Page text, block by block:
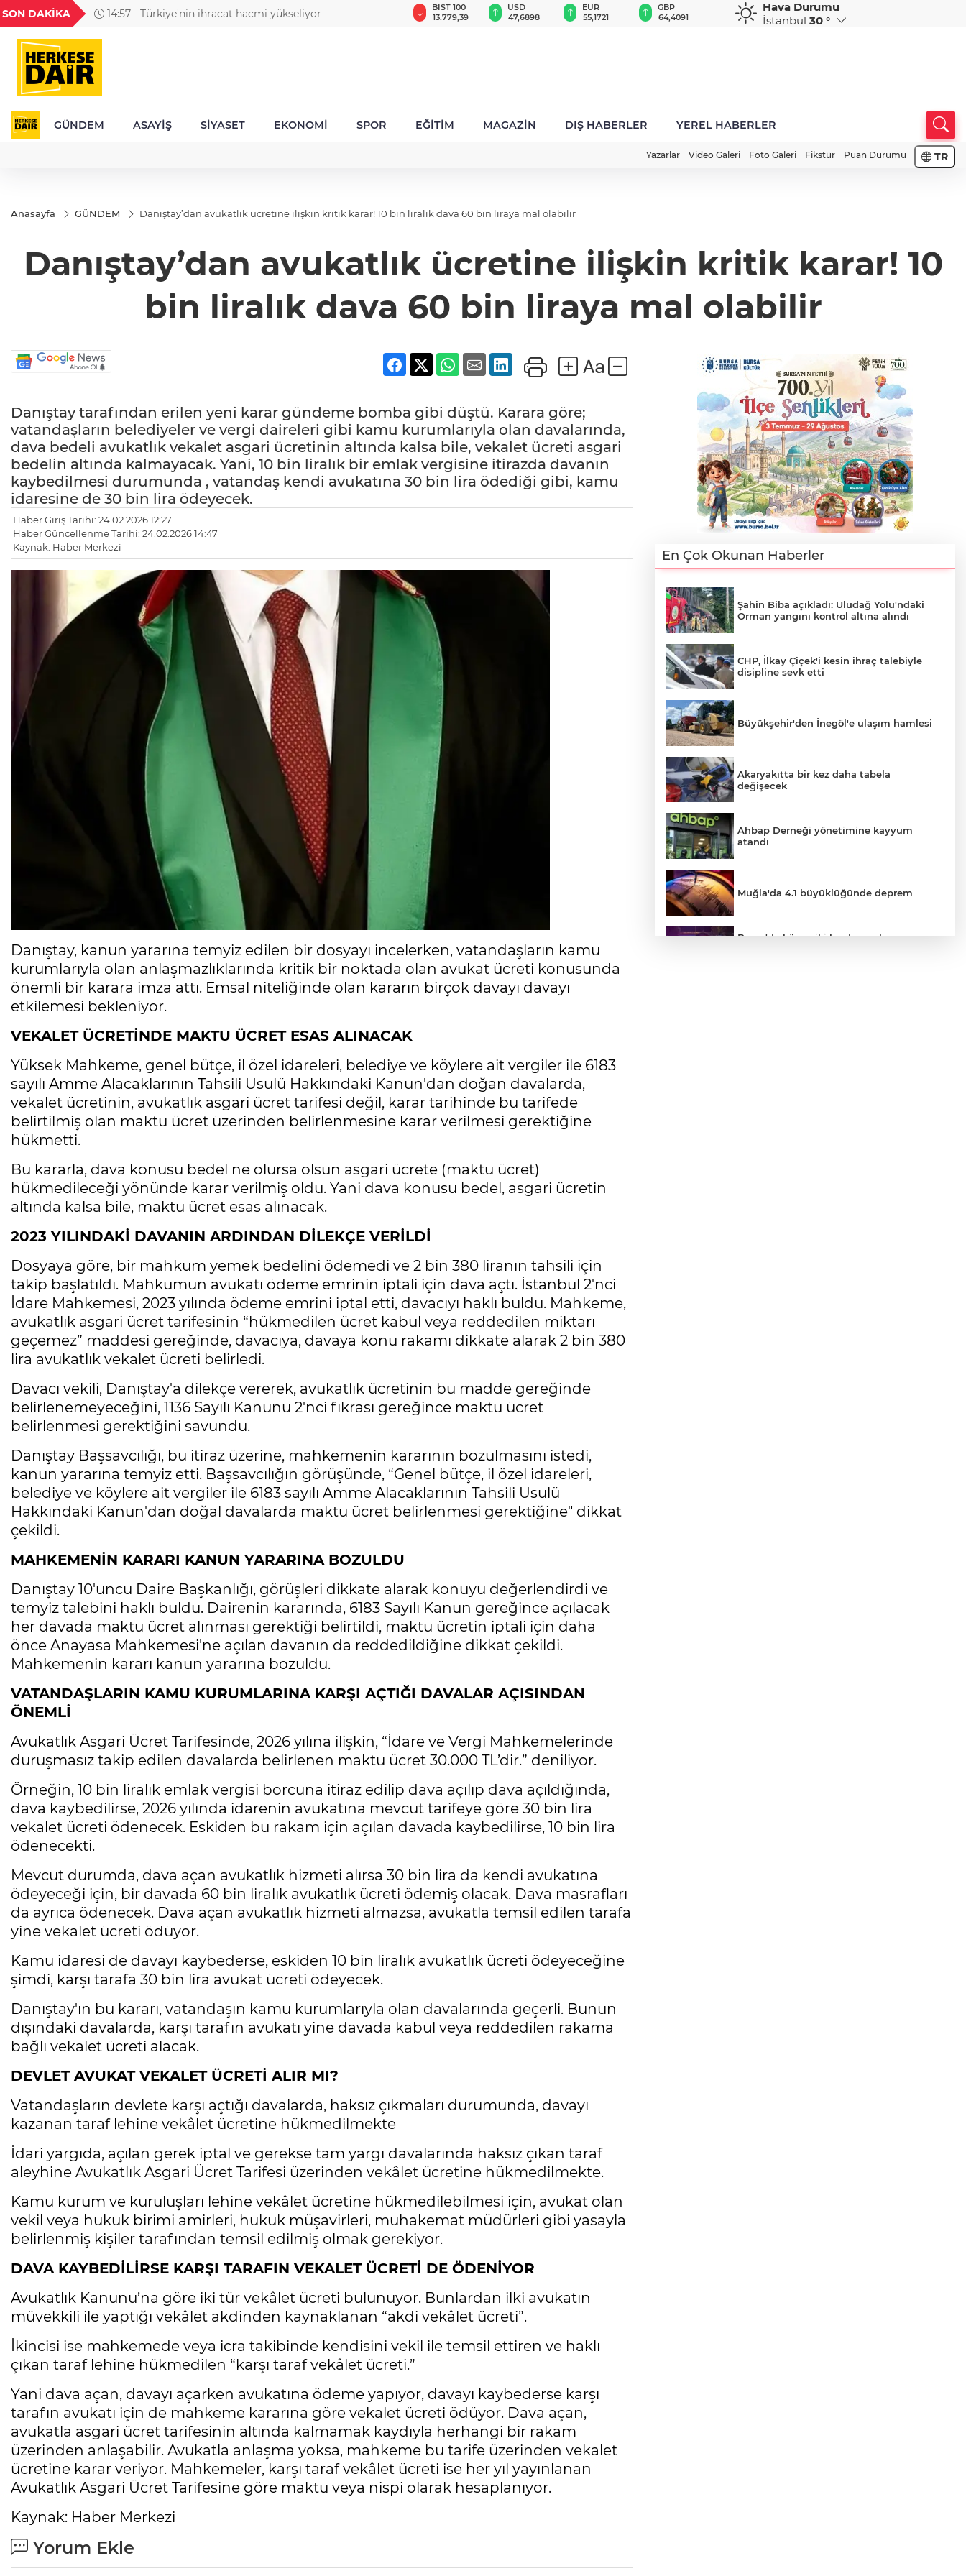
SON DAKİKA 14:57 - Türkiye'nin ihracat hacmi yükseliyor
18,2370
TND
16,2376
27,9743
VND
0,0018
BIST 100
13.779,39
USD
47,6898
EUR
55,1721
GBP
64,4091
CHF
59,0417
CAD
34,2181
Hava Durumu
İstanbul 30 °
GÜNDEM ASAYİŞ SİYASET EKONOMİ SPOR EĞİTİM MAGAZİN DIŞ HABERLER YEREL HABERLER
Yazarlar Video Galeri Foto Galeri Fikstür Puan Durumu TR
Anasayfa GÜNDEM Danıştay’dan avukatlık ücretine ilişkin kritik karar! 10 bin liralık dava 60 bin liraya mal olabilir
Danıştay’dan avukatlık ücretine ilişkin kritik karar! 10
bin liralık dava 60 bin liraya mal olabilir
Danıştay tarafından erilen yeni karar gündeme bomba gibi düştü. Karara göre;
vatandaşların belediyeler ve vergi daireleri gibi kamu kurumlarıyla olan davalarında,
dava bedeli avukatlık vekalet asgari ücretinin altında kalsa bile, vekalet ücreti asgari
bedelin altında kalmayacak. Yani, 10 bin liralık bir emlak vergisine itirazda davanın
kaybedilmesi durumunda , vatandaş kendi avukatına 30 bin lira ödediği gibi, kamu
idaresine de 30 bin lira ödeyecek.
Haber Giriş Tarihi: 24.02.2026 12:27
Haber Güncellenme Tarihi: 24.02.2026 14:47
Kaynak: Haber Merkezi
Danıştay, kanun yararına temyiz edilen bir dosyayı incelerken, vatandaşların kamu
kurumlarıyla olan anlaşmazlıklarında kritik bir noktada olan avukat ücreti konusunda
önemli bir karara imza attı. Emsal niteliğinde olan kararın birçok davayı davayı
etkilemesi bekleniyor.
VEKALET ÜCRETİNDE MAKTU ÜCRET ESAS ALINACAK
Yüksek Mahkeme, genel bütçe, il özel idareleri, belediye ve köylere ait vergiler ile 6183
sayılı Amme Alacaklarının Tahsili Usulü Hakkındaki Kanun'dan doğan davalarda,
vekalet ücretinin, avukatlık asgari ücret tarifesi değil, karar tarihinde bu tarifede
belirtilmiş olan maktu ücret üzerinden belirlenmesine karar verilmesi gerektiğine
hükmetti.
Bu kararla, dava konusu bedel ne olursa olsun asgari ücrete (maktu ücret)
hükmedileceği yönünde karar verilmiş oldu. Yani dava konusu bedel, asgari ücretin
altında kalsa bile, maktu ücret esas alınacak.
2023 YILINDAKİ DAVANIN ARDINDAN DİLEKÇE VERİLDİ
Dosyaya göre, bir mahkum yemek bedelini ödemedi ve 2 bin 380 liranın tahsili için
takip başlatıldı. Mahkumun avukatı ödeme emrinin iptali için dava açtı. İstanbul 2'nci
İdare Mahkemesi, 2023 yılında ödeme emrini iptal etti, davacıyı haklı buldu. Mahkeme,
avukatlık asgari ücret tarifesinin “hükmedilen ücret kabul veya reddedilen miktarı
geçemez” maddesi gereğinde, davacıya, davaya konu rakamı dikkate alarak 2 bin 380
lira avukatlık vekalet ücreti belirledi.
Davacı vekili, Danıştay'a dilekçe vererek, avukatlık ücretinin bu madde gereğinde
belirlenemeyeceğini, 1136 Sayılı Kanunu 2'nci fıkrası gereğince maktu ücret
belirlenmesi gerektiğini savundu.
Danıştay Başsavcılığı, bu itiraz üzerine, mahkemenin kararının bozulmasını istedi,
kanun yararına temyiz etti. Başsavcılığın görüşünde, “Genel bütçe, il özel idareleri,
belediye ve köylere ait vergiler ile 6183 sayılı Amme Alacaklarının Tahsili Usulü
Hakkındaki Kanun'dan doğal davalarda maktu ücret belirlenmesi gerektiğine" dikkat
çekildi.
MAHKEMENİN KARARI KANUN YARARINA BOZULDU
Danıştay 10'uncu Daire Başkanlığı, görüşleri dikkate alarak konuyu değerlendirdi ve
temyiz talebini haklı buldu. Dairenin kararında, 6183 Sayılı Kanun gereğince açılacak
her davada maktu ücret alınması gerektiği belirtildi, maktu ücretin iptali için daha
önce Anayasa Mahkemesi'ne açılan davanın da reddedildiğine dikkat çekildi.
Mahkemenin kararı kanun yararına bozuldu.
VATANDAŞLARIN KAMU KURUMLARINA KARŞI AÇTIĞI DAVALAR AÇISINDAN
ÖNEMLİ
Avukatlık Asgari Ücret Tarifesinde, 2026 yılına ilişkin, “İdare ve Vergi Mahkemelerinde
duruşmasız takip edilen davalarda belirlenen maktu ücret 30.000 TL’dir.” deniliyor.
Örneğin, 10 bin liralık emlak vergisi borcuna itiraz edilip dava açılıp dava açıldığında,
dava kaybedilirse, 2026 yılında idarenin avukatına mevcut tarifeye göre 30 bin lira
vekalet ücreti ödenecek. Eskiden bu rakam için açılan davada kaybedilirse, 10 bin lira
ödenecekti.
Mevcut durumda, dava açan avukatlık hizmeti alırsa 30 bin lira da kendi avukatına
ödeyeceği için, bir davada 60 bin liralık avukatlık ücreti ödemiş olacak. Dava masrafları
da ayrıca ödenecek. Dava açan avukatlık hizmeti almazsa, avukatla temsil edilen tarafa
yine vekalet ücreti ödüyor.
Kamu idaresi de davayı kaybederse, eskiden 10 bin liralık avukatlık ücreti ödeyeceğine
şimdi, karşı tarafa 30 bin lira avukat ücreti ödeyecek.
Danıştay'ın bu kararı, vatandaşın kamu kurumlarıyla olan davalarında geçerli. Bunun
dışındaki davalarda, karşı tarafın avukatı yine davada kabul veya reddedilen rakama
bağlı vekalet ücreti alacak.
DEVLET AVUKAT VEKALET ÜCRETİ ALIR MI?
Vatandaşların devlete karşı açtığı davalarda, haksız çıkmaları durumunda, davayı
kazanan taraf lehine vekâlet ücretine hükmedilmekte
İdari yargıda, açılan gerek iptal ve gerekse tam yargı davalarında haksız çıkan taraf
aleyhine Avukatlık Asgari Ücret Tarifesi üzerinden vekâlet ücretine hükmedilmekte.
Kamu kurum ve kuruluşları lehine vekâlet ücretine hükmedilebilmesi için, avukat olan
vekil veya hukuk birimi amirleri, hukuk müşavirleri, muhakemat müdürleri gibi yasayla
belirlenmiş kişiler tarafından temsil edilmiş olmak gerekiyor.
DAVA KAYBEDİLİRSE KARŞI TARAFIN VEKALET ÜCRETİ DE ÖDENİYOR
Avukatlık Kanunu’na göre iki tür vekâlet ücreti bulunuyor. Bunlardan ilki avukatın
müvekkili ile yaptığı vekâlet akdinden kaynaklanan “akdi vekâlet ücreti”.
İkincisi ise mahkemede veya icra takibinde kendisini vekil ile temsil ettiren ve haklı
çıkan taraf lehine hükmedilen “karşı taraf vekâlet ücreti.”
Yani dava açan, davayı açarken avukatına ödeme yapıyor, davayı kaybederse karşı
tarafın avukatı için de mahkeme kararına göre vekalet ücreti ödüyor. Dava açan,
avukatla asgari ücret tarifesinin altında kalmamak kaydıyla herhangi bir rakam
üzerinden anlaşabilir. Avukatla anlaşma yoksa, mahkeme bu tarife üzerinden vekalet
ücretine karar veriyor. Mahkemeler, karşı taraf vekâlet ücreti ise her yıl yayınlanan
Avukatlık Asgari Ücret Tarifesine göre maktu veya nispi olarak hesaplanıyor.
Kaynak: Haber Merkezi
Yorum Ekle
En Çok Okunan Haberler
Şahin Biba açıkladı: Uludağ Yolu'ndaki
Orman yangını kontrol altına alındı
CHP, İlkay Çiçek'i kesin ihraç talebiyle
disipline sevk etti
Büyükşehir'den İnegöl'e ulaşım hamlesi
Akaryakıtta bir kez daha tabela
değişecek
Ahbap Derneği yönetimine kayyum
atandı
Muğla'da 4.1 büyüklüğünde deprem
Bursa'da küsen iki kardeş, onları